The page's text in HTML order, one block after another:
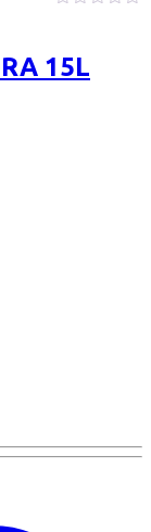
5
15L